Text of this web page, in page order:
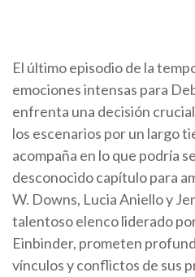
El último episodio de la
emociones intensas para
enfrenta una decisión
los escenarios por un largo
acompaña en lo que podría
desconocido capítulo para
W. Downs, Lucia Aniello y
talentoso elenco liderado
Einbinder, prometen
vínculos y conflictos de sus